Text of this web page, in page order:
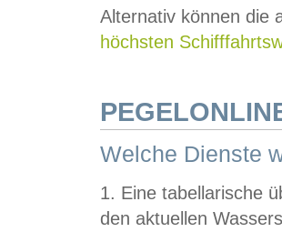
Alternativ können die
höchsten
Welche Dienste
1. Eine tabellarische
den aktuellen